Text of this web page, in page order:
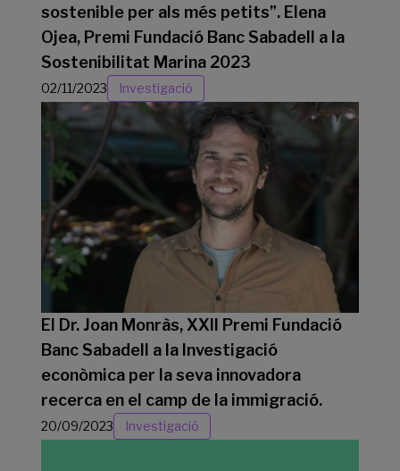
sostenible per als més petits”. Elena
Ojea, Premi Fundació Banc Sabadell a la
Sostenibilitat Marina 2023
02/11/2023 Investigació
El Dr. Joan Monràs, XXII Premi Fundació
Banc Sabadell a la Investigació
econòmica per la seva innovadora
recerca en el camp de la immigració.
20/09/2023 Investigació